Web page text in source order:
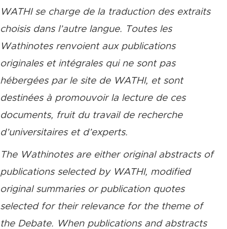
WATHI se charge de la traduction des extraits
choisis dans l’autre langue. Toutes les
Wathinotes renvoient aux publications
originales et intégrales qui ne sont pas
hébergées par le site de WATHI, et sont
destinées à promouvoir la lecture de ces
documents, fruit du travail de recherche
d’universitaires et d’experts.
The Wathinotes are either original abstracts of
publications selected by WATHI, modified
original summaries or publication quotes
selected for their relevance for the theme of
the Debate. When publications and abstracts